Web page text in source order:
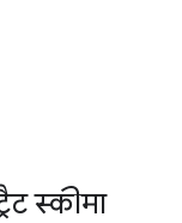
स्कीमा